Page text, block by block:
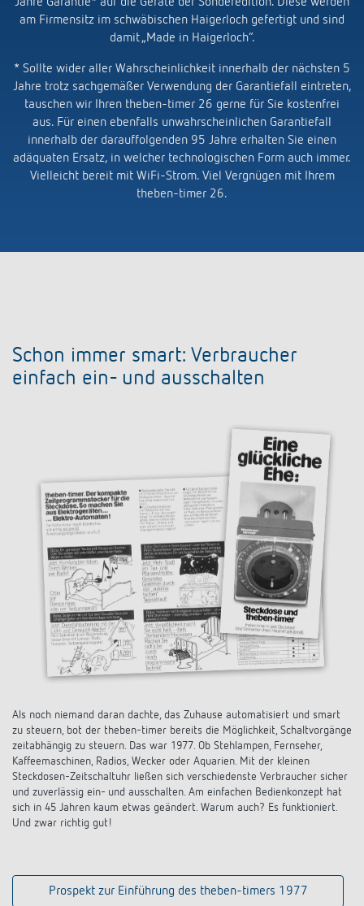
Anfahrt
am Firmensitz im schwäbischen Haigerloch gefertigt und sind
damit „Made in Haigerloch“.
* Sollte wider aller Wahrscheinlichkeit innerhalb der nächsten 5
Jahre trotz sachgemäßer Verwendung der Garantiefall eintreten,
tauschen wir Ihren theben-timer 26 gerne für Sie kostenfrei
aus. Für einen ebenfalls unwahrscheinlichen Garantiefall
innerhalb der darauffolgenden 95 Jahre erhalten Sie einen
adäquaten Ersatz, in welcher technologischen Form auch immer.
Vielleicht bereit mit WiFi-Strom. Viel Vergnügen mit Ihrem
theben-timer 26.
Schon immer smart: Verbraucher
einfach ein- und ausschalten
Als noch niemand daran dachte, das Zuhause automatisiert und smart
zu steuern, bot der theben-timer bereits die Möglichkeit, Schaltvorgänge
zeitabhängig zu steuern. Das war 1977. Ob Stehlampen, Fernseher,
Kaffeemaschinen, Radios, Wecker oder Aquarien. Mit der kleinen
Steckdosen-Zeitschaltuhr ließen sich verschiedenste Verbraucher sicher
und zuverlässig ein- und ausschalten. Am einfachen Bedienkonzept hat
sich in 45 Jahren kaum etwas geändert. Warum auch? Es funktioniert.
Und zwar richtig gut!
Prospekt zur Einführung des theben-timers 1977